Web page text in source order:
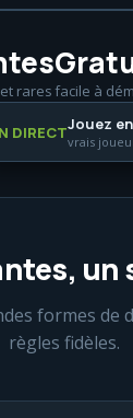
raresfacile à
DIRECTJouez
vrais
un
formes de
règles fidèles.